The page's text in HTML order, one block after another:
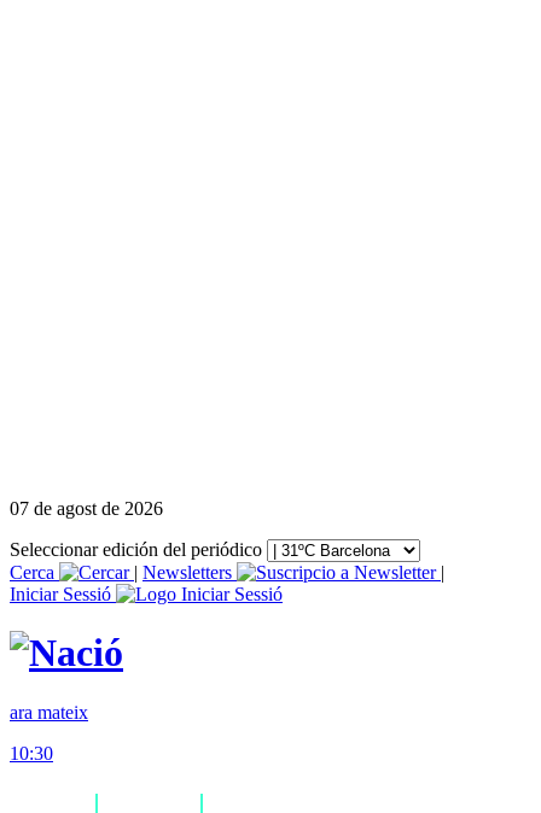
07 de agost de 2026
Seleccionar edición del periódico
Cerca
| Newsletters
|
Iniciar Sessió
ara mateix
10:30